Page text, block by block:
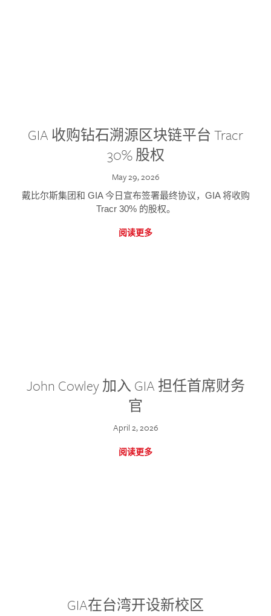
GIA 收购钻石溯源区块链平台 Tracr
30% 股权
May 29, 2026
戴比尔斯集团和 GIA 今日宣布签署最终协议，GIA 将收购
Tracr 30% 的股权。
阅读更多
John Cowley 加入 GIA 担任首席财务
官
April 2, 2026
阅读更多
GIA在台湾开设新校区